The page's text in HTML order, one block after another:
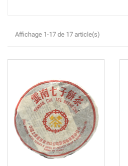
Affichage 1-17 de 17 article(s)